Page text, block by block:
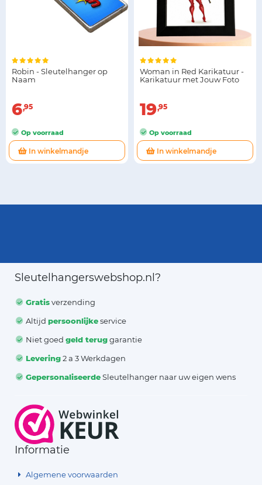
Robin - Sleutelhanger op
Naam
6 95
Op voorraad
In winkelmandje
Woman in Red Karikatuur -
Karikatuur met Jouw Foto
19 95
Op voorraad
In winkelmandje
Sleutelhangerswebshop.nl?
Gratisverzending
Altijdpersoonlijkeservice
Niet goedgeld teruggarantie
Levering2 a 3 Werkdagen
GepersonaliseerdeSleutelhanger naar uw eigen wens
Informatie
Algemene voorwaarden